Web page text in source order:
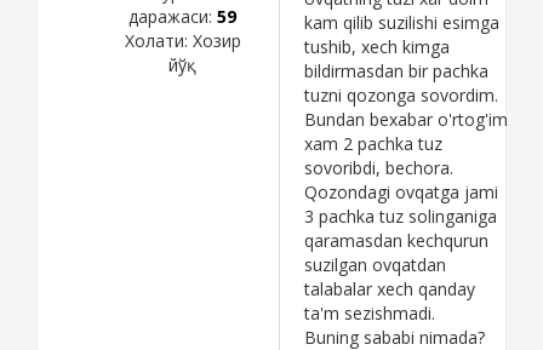
даражаси: 59
Холати: Хозир
йўқ
kam qilib suzilishi esimga
tushib, xech kimga
bildirmasdan bir pachka
tuzni qozonga sovordim.
Bundan bexabar o'rtog'im
xam 2 pachka tuz
sovoribdi, bechora.
Qozondagi ovqatga jami
3 pachka tuz solinganiga
qaramasdan kechqurun
suzilgan ovqatdan
talabalar xech qanday
ta'm sezishmadi.
Buning sababi nimada?